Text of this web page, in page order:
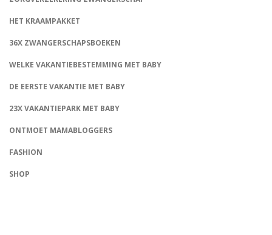
HET KRAAMPAKKET
36X ZWANGERSCHAPSBOEKEN
WELKE VAKANTIEBESTEMMING MET BABY
DE EERSTE VAKANTIE MET BABY
23X VAKANTIEPARK MET BABY
ONTMOET MAMABLOGGERS
FASHION
SHOP